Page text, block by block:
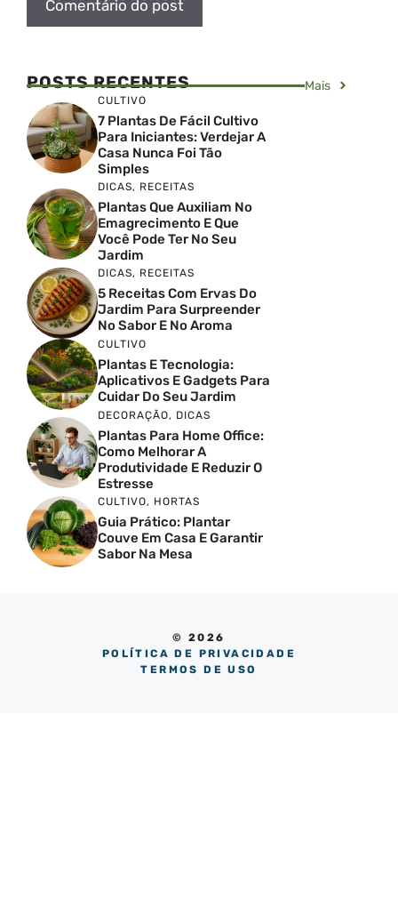
POSTS RECENTES Mais
CULTIVO
7 Plantas De Fácil Cultivo
Para Iniciantes: Verdejar A
Casa Nunca Foi Tão
Simples
DICAS, RECEITAS
Plantas Que Auxiliam No
Emagrecimento E Que
Você Pode Ter No Seu
Jardim
DICAS, RECEITAS
5 Receitas Com Ervas Do
Jardim Para Surpreender
No Sabor E No Aroma
CULTIVO
Plantas E Tecnologia:
Aplicativos E Gadgets Para
Cuidar Do Seu Jardim
DECORAÇÃO, DICAS
Plantas Para Home Office:
Como Melhorar A
Produtividade E Reduzir O
Estresse
CULTIVO, HORTAS
Guia Prático: Plantar
Couve Em Casa E Garantir
Sabor Na Mesa
© 2026
POLÍTICA DE PRIVACIDADE
TERMOS DE USO